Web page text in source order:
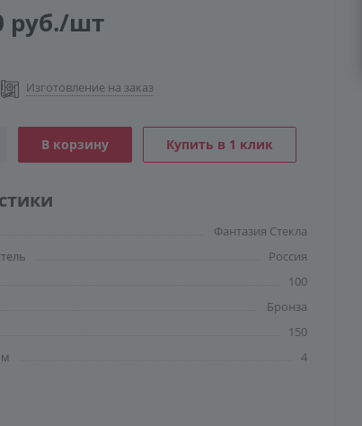
руб./шт
Изготовление на заказ
В корзину Купить в 1 клик
Фантазия Стекла
Россия
100
Бронза
150
4